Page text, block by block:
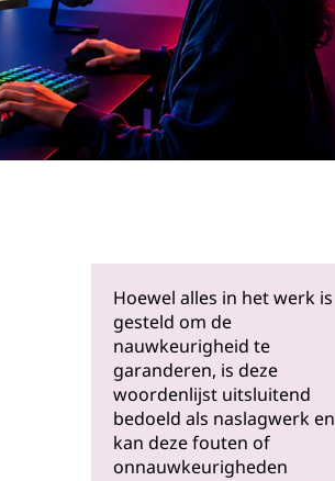
Hoewel alles in het werk is
gesteld om de
nauwkeurigheid te
garanderen, is deze
woordenlijst uitsluitend
bedoeld als naslagwerk en
kan deze fouten of
onnauwkeurigheden